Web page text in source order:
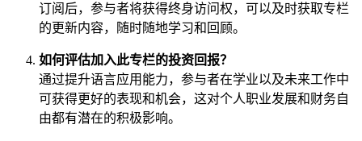
订阅后，参与者将获得终身访问权，可以及时获取专栏
的更新内容，随时随地学习和回顾。
如何评估加入此专栏的投资回报？
通过提升语言应用能力，参与者在学业以及未来工作中
可获得更好的表现和机会，这对个人职业发展和财务自
由都有潜在的积极影响。